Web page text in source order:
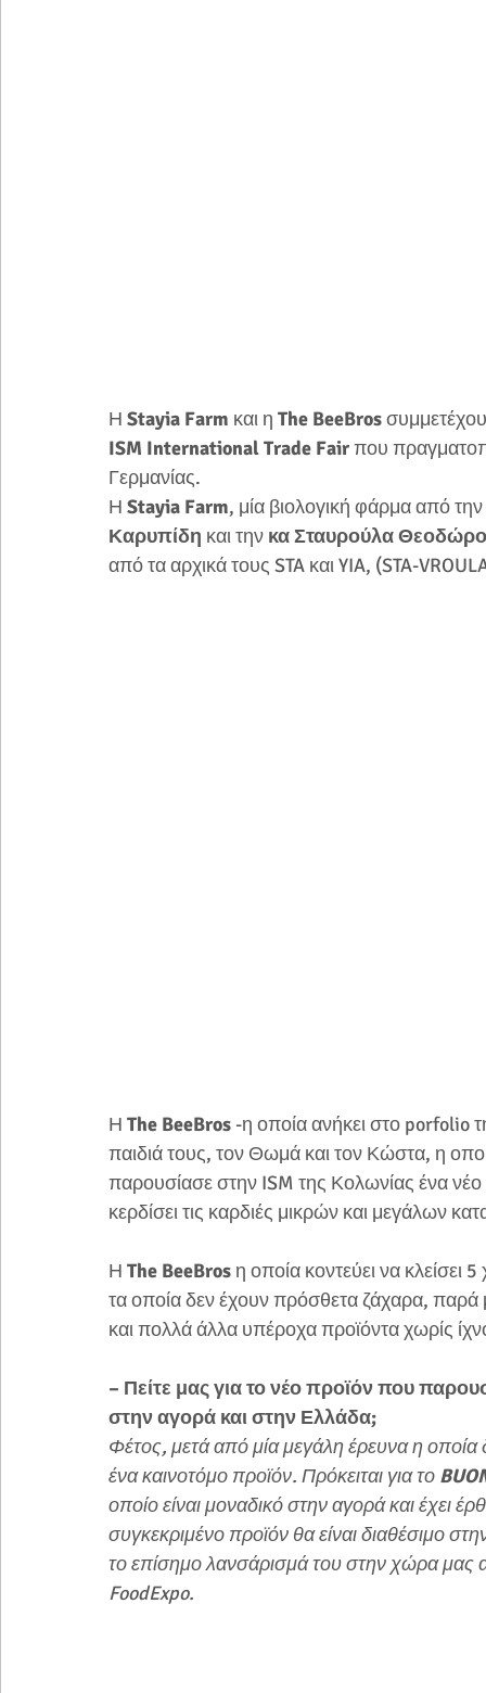
Η Stayia Farm και η The BeeBros
ISM International Trade Fair που
Γερμανίας.
Η Stayia Farm, μία βιολογική φάρμα από
Καρυπίδη και την κα Σταυρούλα
από τα αρχικά τους STA και YIA, (STA-
Η The BeeBros -η οποία ανήκει στο porfolio
παιδιά τους, τον Θωμά και τον Κώστα, η
παρουσίασε στην ISM της Κολωνίας ένα
κερδίσει τις καρδιές μικρών και μεγάλων
Η The BeeBros η οποία κοντεύει να
τα οποία δεν έχουν πρόσθετα ζάχαρα, παρά
και πολλά άλλα υπέροχα προϊόντα χωρίς
– Πείτε μας για το νέο προϊόν που
στην αγορά και στην Ελλάδα;
Φέτος, μετά από μία μεγάλη έρευνα η
ένα καινοτόμο προϊόν. Πρόκειται για το
οποίο είναι μοναδικό στην αγορά και έχει
συγκεκριμένο προϊόν θα είναι διαθέσιμο
το επίσημο λανσάρισμά του στην χώρα
FoodExpo.